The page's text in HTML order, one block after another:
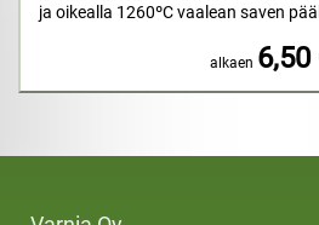
ja oikealla 1260ºC vaalean saven
alkaen 6,50